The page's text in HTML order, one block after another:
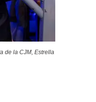
de la CJM, Estrella